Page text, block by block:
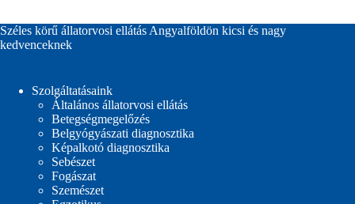
Széles körű állatorvosi ellátás Angyalföldön kicsi és nagy
kedvenceknek
Szolgáltatásaink
Általános állatorvosi ellátás
Betegségmegelőzés
Belgyógyászati diagnosztika
Képalkotó diagnosztika
Sebészet
Fogászat
Szemészet